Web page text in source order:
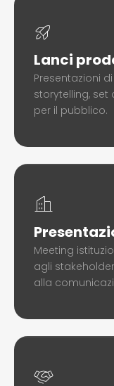
Lanci
Presentazioni
storytelling, set
per il pubblico.
Meeting
agli
alla